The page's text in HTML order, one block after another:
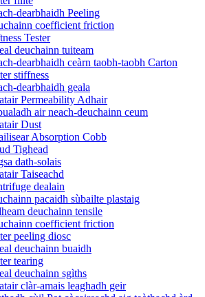
dearbhaidh Peeling
coefficient friction
Tester
deuchainn tuiteam
dearbhaidh ceàrn taobh-taobh Carton
stiffness
dearbhaidh geala
Permeability Adhair
air neach-deuchainn ceum
Dust
Absorption Cobb
Tighead
dath-solais
Taiseachd
dealain
pacaidh sùbailte plastaig
deuchainn tensile
coefficient friction
peeling diosc
deuchainn buaidh
tearing
deuchainn sgìths
clàr-amais leaghadh geir